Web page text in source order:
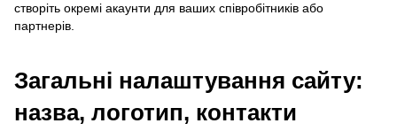
створіть окремі акаунти для ваших співробітників або
партнерів.
Загальні налаштування сайту:
назва, логотип, контакти